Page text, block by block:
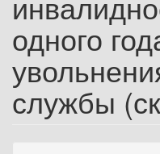
одного
службы